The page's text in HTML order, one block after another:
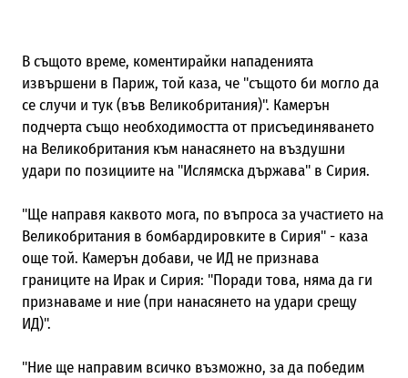
В същото време, коментирайки нападенията
извършени в Париж, той каза, че "същото би могло да
се случи и тук (във Великобритания)". Камерън
подчерта също необходимостта от присъединяването
на Великобритания към нанасянето на въздушни
удари по позициите на "Ислямска държава" в Сирия.
"Ще направя каквото мога, по въпроса за участието на
Великобритания в бомбардировките в Сирия" - каза
още той. Камерън добави, че ИД не признава
границите на Ирак и Сирия: "Поради това, няма да ги
признаваме и ние (при нанасянето на удари срещу
ИД)".
"Ние ще направим всичко възможно, за да победим